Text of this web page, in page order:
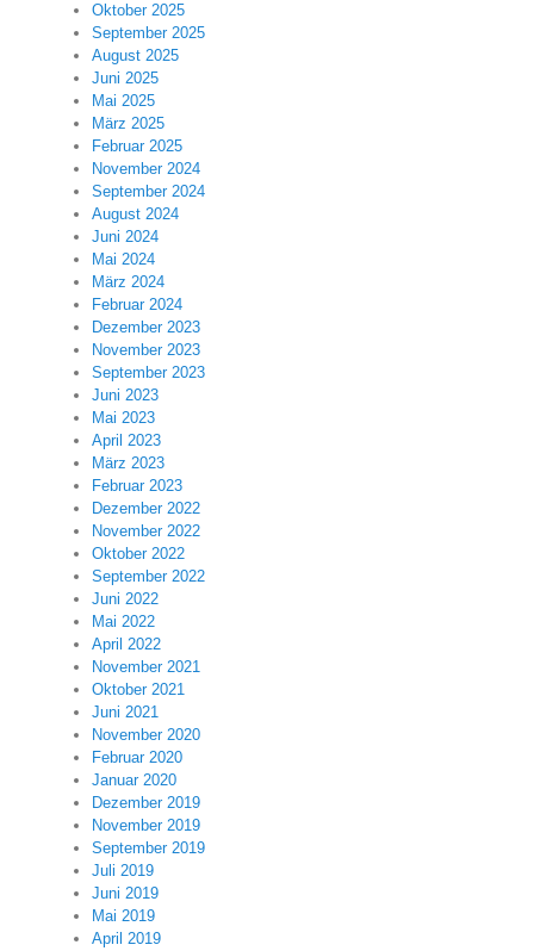
Oktober 2025
September 2025
August 2025
Juni 2025
Mai 2025
März 2025
Februar 2025
November 2024
September 2024
August 2024
Juni 2024
Mai 2024
März 2024
Februar 2024
Dezember 2023
November 2023
September 2023
Juni 2023
Mai 2023
April 2023
März 2023
Februar 2023
Dezember 2022
November 2022
Oktober 2022
September 2022
Juni 2022
Mai 2022
April 2022
November 2021
Oktober 2021
Juni 2021
November 2020
Februar 2020
Januar 2020
Dezember 2019
November 2019
September 2019
Juli 2019
Juni 2019
Mai 2019
April 2019